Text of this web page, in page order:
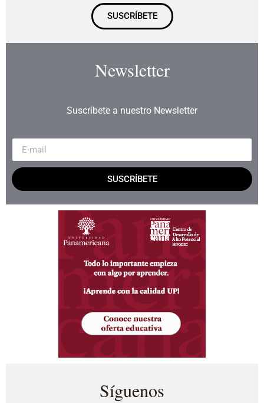
SUSCRÍBETE
Newsletter
Suscríbete a nuestro Newsletter
SUSCRÍBETE
Síguenos